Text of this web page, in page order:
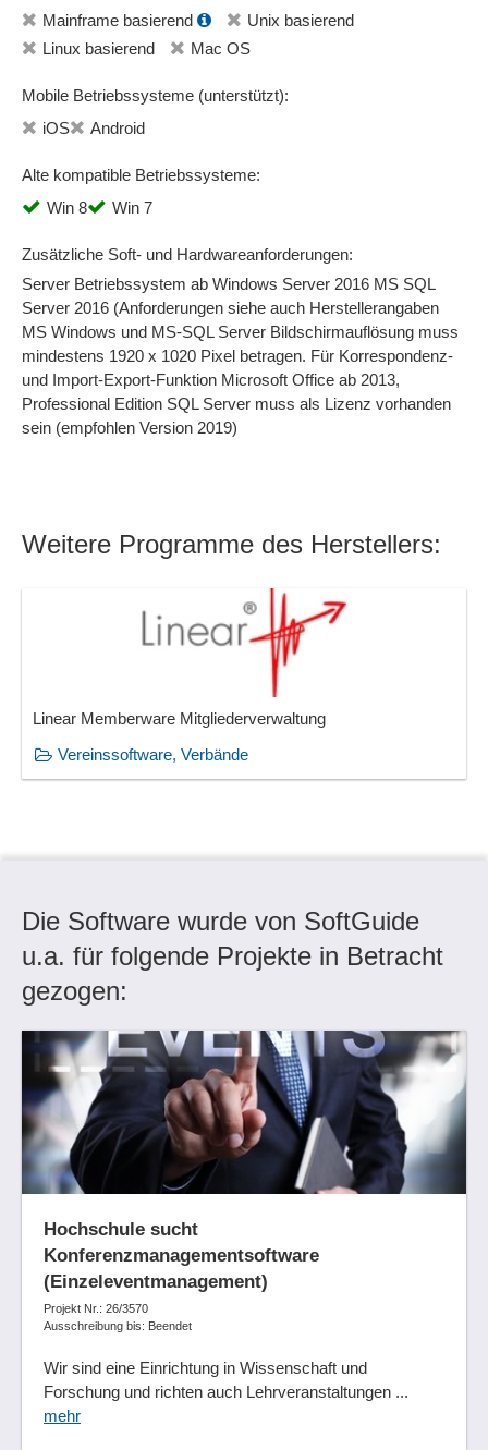
Mainframe basierend
Unix basierend
Linux basierend
Mac OS
Mobile Betriebssysteme (unterstützt):
iOS
Android
Alte kompatible Betriebssysteme:
Win 8
Win 7
Zusätzliche Soft- und Hardwareanforderungen:
Server Betriebssystem ab Windows Server 2016 MS SQL
Server 2016 (Anforderungen siehe auch Herstellerangaben
MS Windows und MS-SQL Server Bildschirmauflösung muss
mindestens 1920 x 1020 Pixel betragen. Für Korrespondenz-
und Import-Export-Funktion Microsoft Office ab 2013,
Professional Edition SQL Server muss als Lizenz vorhanden
sein (empfohlen Version 2019)
Weitere Programme des Herstellers:
Linear Memberware Mitgliederverwaltung
Vereinssoftware, Verbände
Die Software wurde von SoftGuide
u.a. für folgende Projekte in Betracht
gezogen:
Hochschule sucht
Konferenzmanagementsoftware
(Einzeleventmanagement)
Projekt Nr.: 26/3570
Ausschreibung bis: Beendet
Wir sind eine Einrichtung in Wissenschaft und
Forschung und richten auch Lehrveranstaltungen ...
mehr